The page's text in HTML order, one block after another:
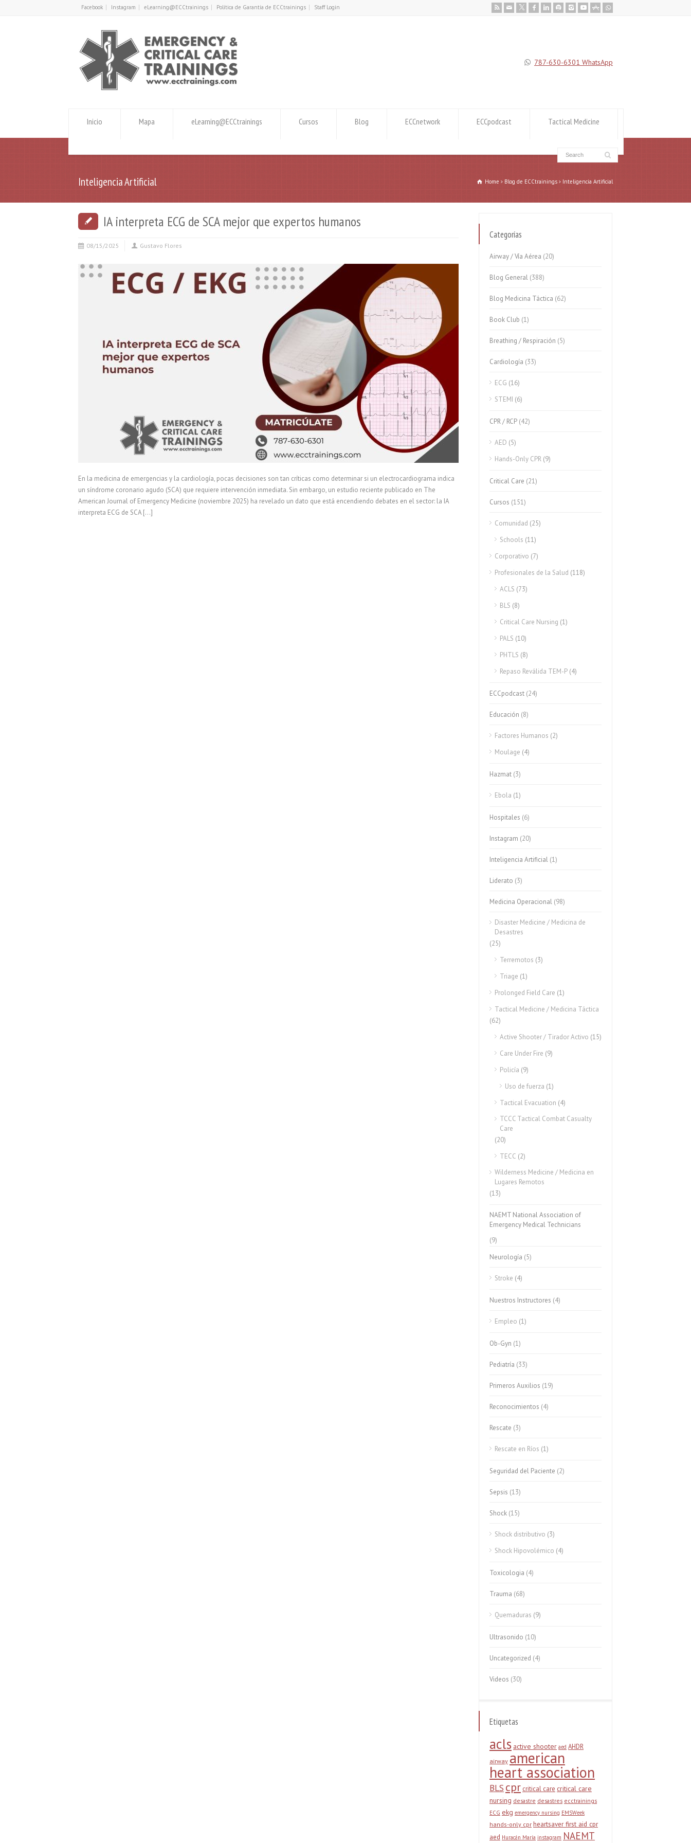
Facebook Instagram eLearning@ECCtrainings Política de Garantía de ECCtrainings Staff Login
787-630-6301 WhatsApp
Inicio Mapa eLearning@ECCtrainings Cursos Blog ECCnetwork ECCpodcast Tactical Medicine
Inteligencia Artificial Home Blog de ECCtrainings Inteligencia Artificial
IA interpreta ECG de SCA mejor que expertos humanos
08/15/2025 Gustavo Flores
En la medicina de emergencias y la cardiología, pocas decisiones son tan críticas como determinar si un electrocardiograma indica
un síndrome coronario agudo (SCA) que requiere intervención inmediata. Sin embargo, un estudio reciente publicado en The
American Journal of Emergency Medicine (noviembre 2025) ha revelado un dato que está encendiendo debates en el sector: la IA
interpreta ECG de SCA […]
Categorías
Airway / Vía Aérea (20)
Blog General (388)
Blog Medicina Táctica (62)
Book Club (1)
Breathing / Respiración (5)
Cardiología (33)
ECG (16)
STEMI (6)
CPR / RCP (42)
AED (5)
Hands-Only CPR (9)
Critical Care (21)
Cursos (151)
Comunidad (25)
Schools (11)
Corporativo (7)
Profesionales de la Salud (118)
ACLS (73)
BLS (8)
Critical Care Nursing (1)
PALS (10)
PHTLS (8)
Repaso Reválida TEM-P (4)
ECCpodcast (24)
Educación (8)
Factores Humanos (2)
Moulage (4)
Hazmat (3)
Ebola (1)
Hospitales (6)
Instagram (20)
Inteligencia Artificial (1)
Liderato (3)
Medicina Operacional (98)
Disaster Medicine / Medicina de
Desastres
(25)
Terremotos (3)
Triage (1)
Prolonged Field Care (1)
Tactical Medicine / Medicina Táctica
(62)
Active Shooter / Tirador Activo (15)
Care Under Fire (9)
Policía (9)
Uso de fuerza (1)
Tactical Evacuation (4)
TCCC Tactical Combat Casualty
Care
(20)
TECC (2)
Wilderness Medicine / Medicina en
Lugares Remotos
(13)
NAEMT National Association of
Emergency Medical Technicians
(9)
Neurología (5)
Stroke (4)
Nuestros Instructores (4)
Empleo (1)
Ob-Gyn (1)
Pediatría (33)
Primeros Auxilios (19)
Reconocimientos (4)
Rescate (3)
Rescate en Ríos (1)
Seguridad del Paciente (2)
Sepsis (13)
Shock (15)
Shock distributivo (3)
Shock Hipovolémico (4)
Toxicologia (4)
Trauma (68)
Quemaduras (9)
Ultrasonido (10)
Uncategorized (4)
Videos (30)
Etiquetas
acls active shooter aed AHDR
airway american
heart association
BLS cpr critical care critical care
nursing desastre desastres ecctrainings
ECG ekg emergency nursing EMSWeek
hands-only cpr heartsaver first aid cpr
aed Huracán María instagram NAEMT